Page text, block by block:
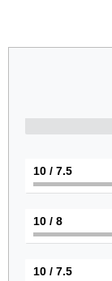
7.5
/ 10
8
/ 10
7.5
/ 10